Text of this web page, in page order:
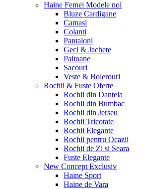
Haine Femei Modele noi
Bluze Cardigane
Camasi
Colanti
Pantaloni
Geci & Jachete
Paltoane
Sacouri
Veste & Bolerouri
Rochii & Fuste Oferte
Rochii din Dantela
Rochii din Bumbac
Rochii din Jerseu
Rochii Tricotate
Rochii Elegante
Rochii pentru Ocazii
Rochii de Zi si Seara
Fuste Elegante
New Concept Exclusiv
Haine Sport
Haine de Vara